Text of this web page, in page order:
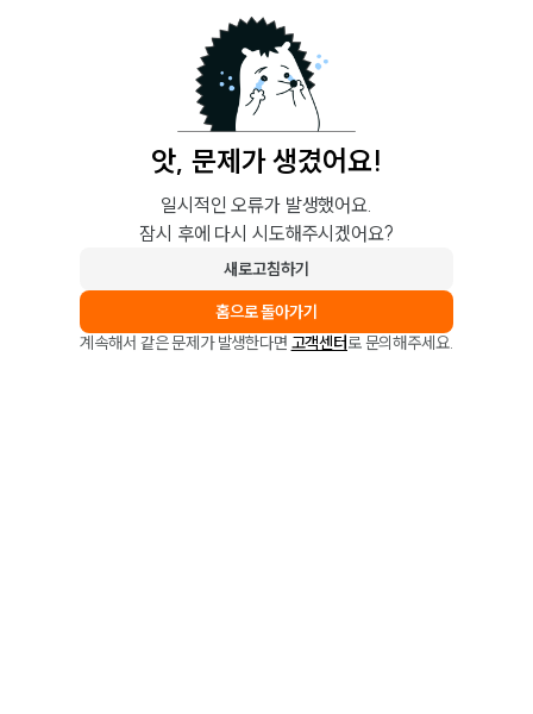
앗, 문제가 생겼어요!
일시적인 오류가 발생했어요.
잠시 후에 다시 시도해주시겠어요?
새로고침하기
홈으로 돌아가기
계속해서 같은 문제가 발생한다면 고객센터로 문의해주세요.